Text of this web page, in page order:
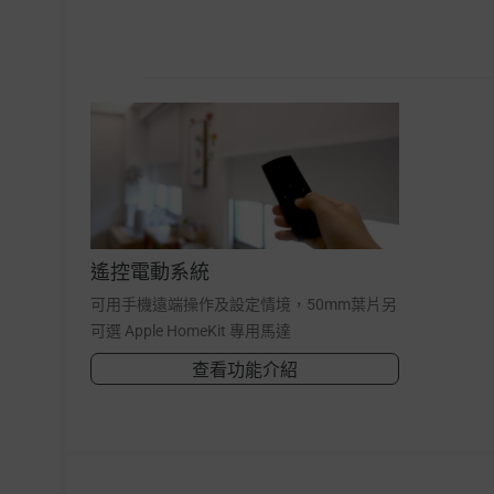
遙控電動系統
可用手機遠端操作及設定情境，50mm葉片另
可選 Apple HomeKit 專用馬達
查看功能介紹